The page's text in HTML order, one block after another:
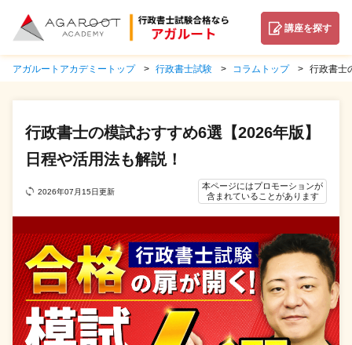
講座を探す
アガルートアカデミートップ 行政書士試験 コラムトップ 行政書士
行政書士の模試おすすめ6選【2026年版】
日程や活用法も解説！
2026年07月15日更新
本ページにはプロモーションが
含まれていることがあります